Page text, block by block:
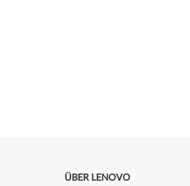
ÜBER LENOVO